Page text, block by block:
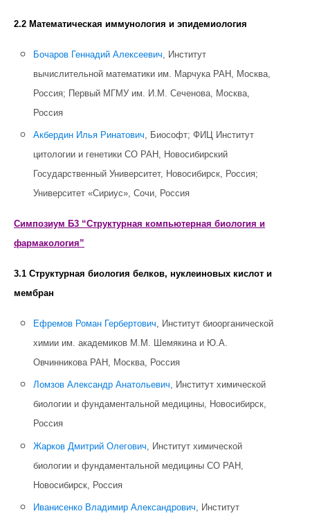
2.2 Математическая иммунология и эпидемиология
Бочаров Геннадий Алексеевич, Институт
вычислительной математики им. Марчука РАН, Москва,
Россия; Первый МГМУ им. И.М. Сеченова, Москва,
Россия
Акбердин Илья Ринатович, Биософт; ФИЦ Институт
цитологии и генетики СО РАН, Новосибирский
Государственный Университет, Новосибирск, Россия;
Университет «Сириус», Сочи, Россия
Симпозиум Б3 “Структурная компьютерная биология и
фармакология”
3.1 Структурная биология белков, нуклеиновых кислот и
мембран
Ефремов Роман Гербертович, Институт биоорганической
химии им. академиков М.М. Шемякина и Ю.А.
Овчинникова РАН, Москва, Россия
Ломзов Александр Анатольевич, Институт химической
биологии и фундаментальной медицины, Новосибирск,
Россия
Жарков Дмитрий Олегович , Институт химической
биологии и фундаментальной медицины СО РАН,
Новосибирск, Россия
Иванисенко Владимир Александрович , Институт